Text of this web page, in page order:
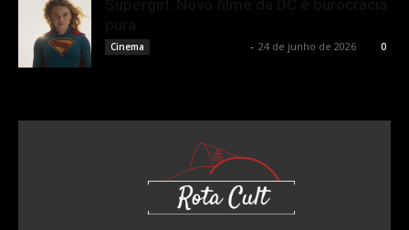
Cinema - 24 de junho de 2026 0